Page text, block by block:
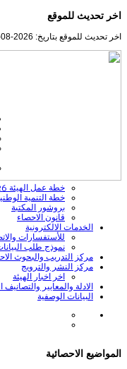
اخر تحديث للموقع
اخر تحديث للموقع بتاريخ: 2026-08-06 .
خطة عمل الهيئة 2026
خطة التنمية الوطنية 2024-
بروشور المكتبة
قانون الاحصاء
الخدمات الالكترونية
للأستفسارات
نموذج طلب
مركز التدريب والبحوث
مركز النشر والترويج
اخر اخبار الهيئة
الادلة والمعايير والتصانيف
البيانات الوصفية
المواضيع الاحصائية